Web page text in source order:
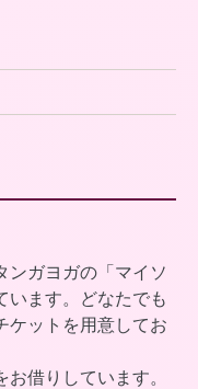
ンガヨガの「マイソ
います。どなたでも
ケットを用意してお
借りしています。